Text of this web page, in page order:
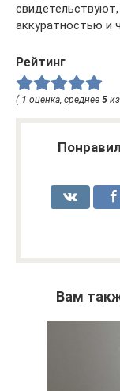
аккуратностью и
Рейтинг
( 1 оценка, среднее 5 из
Вам